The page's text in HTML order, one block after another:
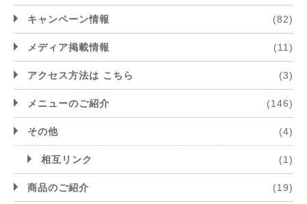
キャンペーン情報 (82)
メディア掲載情報 (11)
アクセス方法は こちら (3)
メニューのご紹介 (146)
その他 (4)
相互リンク (1)
商品のご紹介 (19)